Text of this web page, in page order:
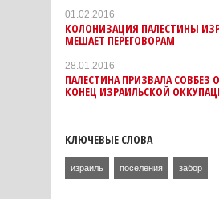
01.02.2016
КОЛОНИЗАЦИЯ ПАЛЕСТИНЫ
МЕШАЕТ ПЕРЕГОВОРАМ
28.01.2016
ПАЛЕСТИНА ПРИЗВАЛА
КОНЕЦ ИЗРАИЛЬСКОЙ
КЛЮЧЕВЫЕ СЛОВА
израиль поселения забор